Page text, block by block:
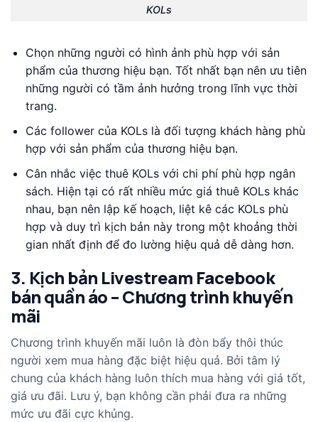
KOLs
Chọn những người có hình ảnh phù hợp với sản
phẩm của thương hiệu bạn. Tốt nhất bạn nên ưu tiên
những người có tầm ảnh hưởng trong lĩnh vực thời
trang.
Các follower của KOLs là đối tượng khách hàng phù
hợp với sản phẩm của thương hiệu bạn.
Cân nhắc việc thuê KOLs với chi phí phù hợp ngân
sách. Hiện tại có rất nhiều mức giá thuê KOLs khác
nhau, bạn nên lập kế hoạch, liệt kê các KOLs phù
hợp và duy trì kịch bản này trong một khoảng thời
gian nhất định để đo lường hiệu quả dễ dàng hơn.
3. Kịch bản Livestream Facebook
bán quần áo – Chương trình khuyến
mãi
Chương trình khuyến mãi luôn là đòn bẩy thôi thúc
người xem mua hàng đặc biệt hiệu quả. Bởi tâm lý
chung của khách hàng luôn thích mua hàng với giá tốt,
giá ưu đãi. Lưu ý, bạn không cần phải đưa ra những
mức ưu đãi cực khủng.